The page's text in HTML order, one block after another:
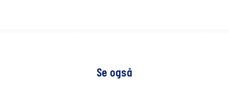
Se også